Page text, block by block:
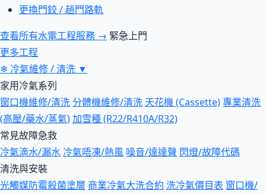
更換門鉸 / 趟門路軌
查看所有水電工程服務 → 緊急上門
更多工程
❄ 冷氣維修 / 清洗 ▼
家用冷氣系列
窗口機維修/清洗 分體機維修/清洗 天花機 (Cassette)專業清洗
(高壓/藥水/蒸氣)加雪種 (R22/R410A/R32)
常見故障急救
冷氣滴水/漏水 冷氣唔凍/熱風 噪音/達達聲 閃燈/故障代碼
清洗與安裝
光觸媒防霉殺菌塗層 商業冷氣大洗合約 洗冷氣價目表 窗口機/